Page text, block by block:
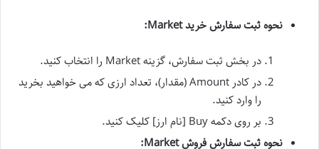
نحوه ثبت سفارش خرید Market:
در بخش ثبت سفارش، گزینه Market را انتخاب کنید.
در کادر Amount (مقدار)، تعداد ارزی که می خواهید بخرید
را وارد کنید.
بر روی دکمه Buy [نام ارز] کلیک کنید.
نحوه ثبت سفارش فروش Market: